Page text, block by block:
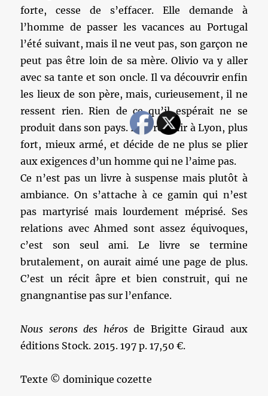
forte, cesse de s’effacer. Elle demande à
l’homme de passer les vacances au Portugal
l’été suivant, mais il ne veut pas, son garçon ne
peut pas être loin de sa mère. Olivio va y aller
avec sa tante et son oncle. Il va découvrir enfin
les lieux de son père, mais, curieusement, il ne
ressent rien. Rien de ce qu’il espérait ne se
produit dans son pays. Il va revenir à Lyon, plus
fort, mieux armé, et décide de ne plus se plier
aux exigences d’un homme qui ne l’aime pas.
Ce n’est pas un livre à suspense mais plutôt à
ambiance. On s’attache à ce gamin qui n’est
pas martyrisé mais lourdement méprisé. Ses
relations avec Ahmed sont assez équivoques,
c’est son seul ami. Le livre se termine
brutalement, on aurait aimé une page de plus.
C’est un récit âpre et bien construit, qui ne
gnangnantise pas sur l’enfance.
Nous serons des hérosde Brigitte Giraud aux
éditions Stock. 2015. 197 p. 17,50 €.
Texte © dominique cozette